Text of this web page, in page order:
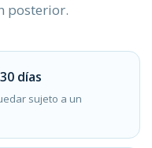
posterior.
días
sujeto a un